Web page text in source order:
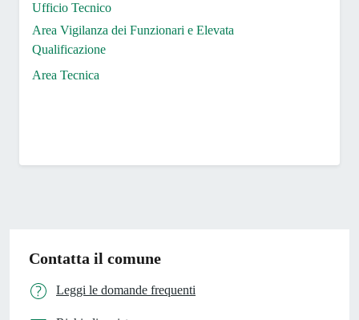
Ufficio Tecnico
Area Vigilanza dei Funzionari e Elevata
Qualificazione
Area Tecnica
Contatta il comune
Leggi le domande frequenti